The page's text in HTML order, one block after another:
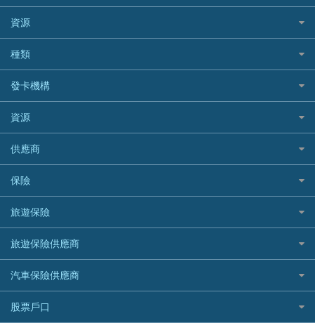
稅季/稅務貸款
網上貸款
結餘轉戶(清卡數貸款)
銀行貸款
財務公司貸款
免入息貸款
免TU貸款
急借錢
緊急貸款比較
最佳小額貸款比較
易批必批貸款
24小時貸款
最佳循環貸款
BEA 東亞銀行
BOC 中國銀行
Cashing Pro 優尚信貸
CCB(Asia) 中國建設銀行 (亞洲)
Citibank 花旗銀行
CNCBI 信銀國際
CreFIT 維信
DBS 星展銀行
DSB 大新銀行
HSBC 滙豐銀行貸款
K Cash 貸款
Mox 銀行
National Resources 中潤物業按揭
資源
如何申請個人貸款
如何管理個人貸款
個人貸款有用資訊
清卡數貸款教學
循環貸款教學
個人化貸款產品推介 🔥全新
債務重組一覽
供樓利息扣稅
最佳貸款app
種類
網購優惠
精選外幣網購信用卡
尊尚信用卡
公司信用卡
電子錢包信用卡
日本遊信用卡攻略
韓國遊信用卡攻略
台灣遊信用卡攻略
機場貴賓室信用卡
銀聯信用卡
發卡機構
Citibank花旗銀行
AE美國運通
DBS星展銀行
HSBC滙豐銀行
Mox
信銀國際
大新銀行
恒生銀行
Standard Chartered渣打銀行
資源
Black Friday優惠
淘寶付款方式
一田購物優惠日
SOGO感謝祭
HKTVmall優惠碼
交稅優惠
酒店優惠碼
機票優惠碼
供應商
八達通自動增值信用卡
保險
旅遊保險
汽車保險
家居保險
家傭保險
寵物保險
定期人壽保險
旅遊保險
日本旅遊保險及資訊
泰國旅遊保險及資訊
台灣旅遊保險及資訊
韓國旅遊保險及資訊
旅遊保險供應商
AXA 安盛
AIG 美亞
Allianz 安聯
汽車保險供應商
大新汽車保險
股票戶口